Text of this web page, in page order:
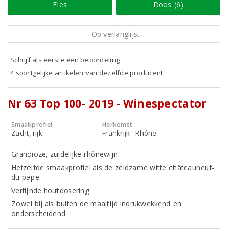
Fles Doos (6)
Op verlanglijst
Schrijf als eerste een beoordeling
4 soortgelijke artikelen van dezelfde producent
Nr 63 Top 100- 2019 - Winespectator
Smaakprofiel
Zacht, rijk
Herkomst
Frankrijk - Rhône
Grandioze, zuidelijke rhônewijn
Hetzelfde smaakprofiel als de zeldzame witte châteauneuf-
du-pape
Verfijnde houtdosering
Zowel bij als buiten de maaltijd indrukwekkend en
onderscheidend